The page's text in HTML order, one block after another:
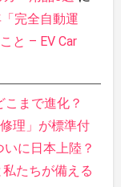
完全自動運
と – EV Car
まで進化？
理」が標準付
に日本上陸？
たちが備える